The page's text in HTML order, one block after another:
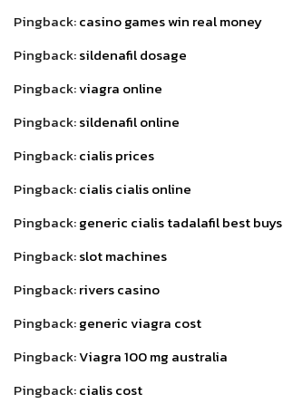
Pingback:casino games win real money
Pingback:sildenafil dosage
Pingback:viagra online
Pingback:sildenafil online
Pingback:cialis prices
Pingback:cialis cialis online
Pingback:generic cialis tadalafil best buys
Pingback:slot machines
Pingback:rivers casino
Pingback:generic viagra cost
Pingback:Viagra 100 mg australia
Pingback:cialis cost